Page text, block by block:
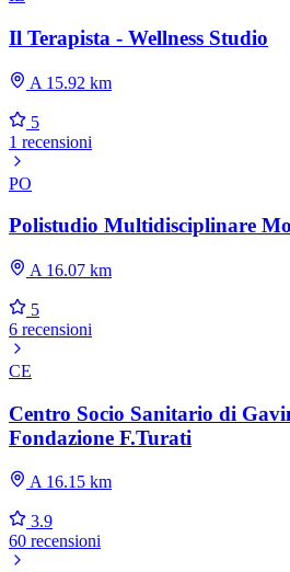
Il Terapista - Wellness Studio
A 15.92 km
5
1 recensioni
PO
Polistudio Multidisciplinare
A 16.07 km
5
6 recensioni
CE
Centro Socio Sanitario di
Fondazione F.Turati
A 16.15 km
3.9
60 recensioni